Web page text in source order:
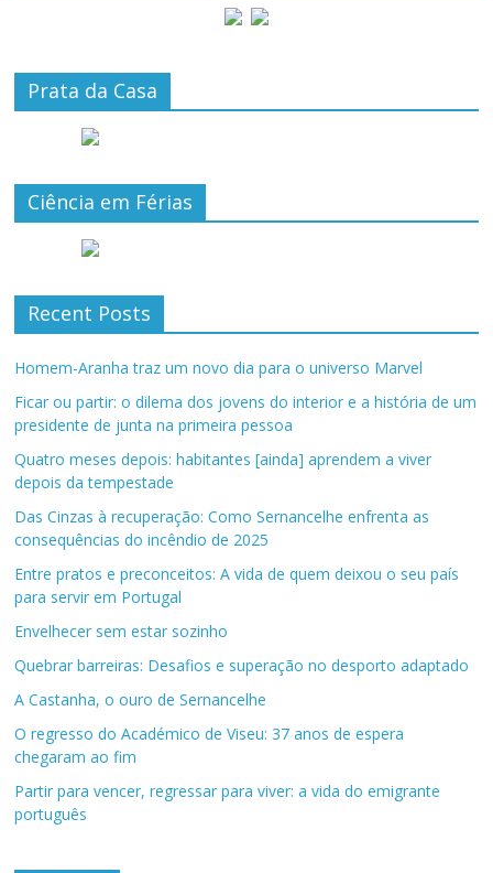
Prata da Casa
Ciência em Férias
Recent Posts
Homem-Aranha traz um novo dia para o universo Marvel
Ficar ou partir: o dilema dos jovens do interior e a história de um
presidente de junta na primeira pessoa
Quatro meses depois: habitantes [ainda] aprendem a viver
depois da tempestade
Das Cinzas à recuperação: Como Sernancelhe enfrenta as
consequências do incêndio de 2025
Entre pratos e preconceitos: A vida de quem deixou o seu país
para servir em Portugal
Envelhecer sem estar sozinho
Quebrar barreiras: Desafios e superação no desporto adaptado
A Castanha, o ouro de Sernancelhe
O regresso do Académico de Viseu: 37 anos de espera
chegaram ao fim
Partir para vencer, regressar para viver: a vida do emigrante
português